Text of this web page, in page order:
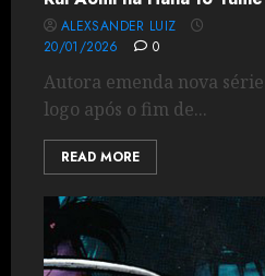
ALEXSANDER LUIZ
20/01/2026
0
Autora emenda nova série
logo após o fim de...
READ MORE